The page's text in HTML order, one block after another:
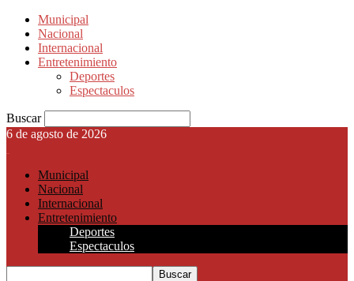
Municipal
Nacional
Internacional
Entretenimiento
Deportes
Espectaculos
Buscar
6 de agosto de 2026
Municipal
Nacional
Internacional
Entretenimiento
Deportes
Espectaculos